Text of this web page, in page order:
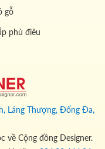
gỗ
phù điêu
Láng Thượng, Đống Đa,
về Cộng đồng Designer.